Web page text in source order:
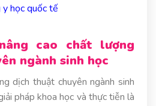
học quốc tế
cao chất lượng
ngành sinh học
dịch thuật chuyên ngành sinh
pháp khoa học và thực tiễn là